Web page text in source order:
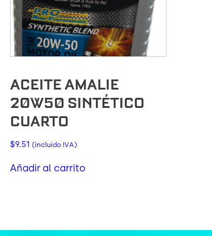
ACEITE AMALIE
20W50 SINTÉTICO
CUARTO
$9.51 (incluido IVA)
Añadir al carrito